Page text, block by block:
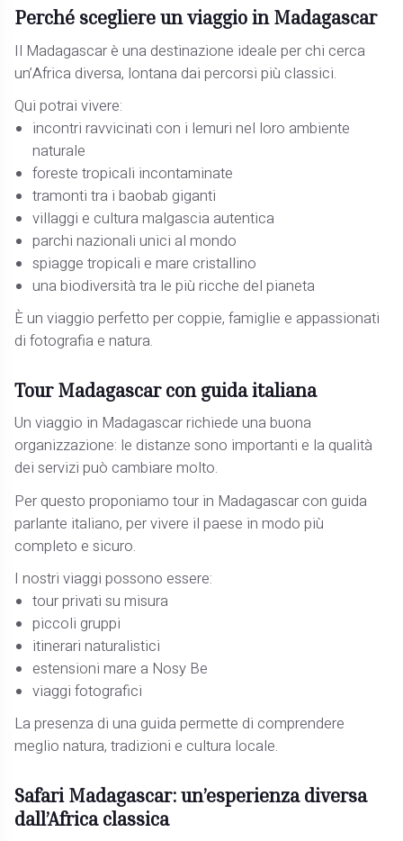
Perché scegliere un viaggio in Madagascar
Il Madagascar è una destinazione ideale per chi cerca
un’Africa diversa, lontana dai percorsi più classici.
Qui potrai vivere:
incontri ravvicinati con i lemuri nel loro ambiente
naturale
foreste tropicali incontaminate
tramonti tra i baobab giganti
villaggi e cultura malgascia autentica
parchi nazionali unici al mondo
spiagge tropicali e mare cristallino
una biodiversità tra le più ricche del pianeta
È un viaggio perfetto per coppie, famiglie e appassionati
di fotografia e natura.
Tour Madagascar con guida italiana
Un viaggio in Madagascar richiede una buona
organizzazione: le distanze sono importanti e la qualità
dei servizi può cambiare molto.
Per questo proponiamo tour in Madagascar con guida
parlante italiano, per vivere il paese in modo più
completo e sicuro.
I nostri viaggi possono essere:
tour privati su misura
piccoli gruppi
itinerari naturalistici
estensioni mare a Nosy Be
viaggi fotografici
La presenza di una guida permette di comprendere
meglio natura, tradizioni e cultura locale.
Safari Madagascar: un’esperienza diversa
dall’Africa classica